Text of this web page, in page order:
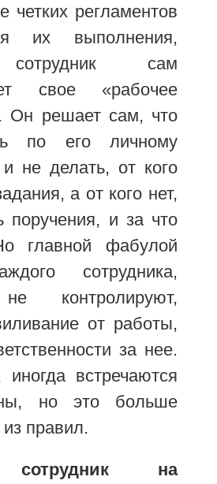
четких регламентов
их выполнения,
сам
свое «рабочее
Он решает сам, что
по его личному
не делать, от кого
а от кого нет,
поручения, и за что
главной фабулой
сотрудника,
контролируют,
от работы,
за нее.
иногда встречаются
но это больше
правил.
на